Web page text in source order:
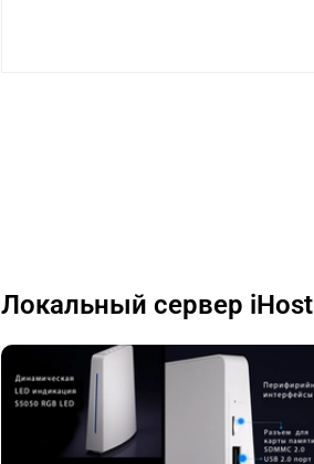
Локальный сервер iHost